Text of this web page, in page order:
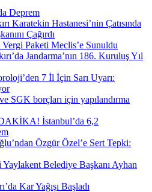
Deprem
Karatekin Hastanesi’nin Çatısında
Çağırdı
Vergi Paketi Meclis’e Sunuldu
Jandarma’nın 186. Kuruluş Yıl
7 İl İçin Sarı Uyarı:
SGK borçları için yapılandırma
İstanbul’da 6,2
Özgür Özel’e Sert Tepki:
Yaylakent Belediye Başkanı Ayhan
Kar Yağışı Başladı